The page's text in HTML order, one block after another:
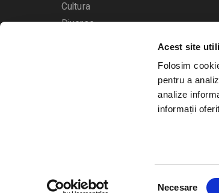
Acest site
Folosim
pentru a
analize
informații
Necesare
Cultura
Diverse
Calendarul evenimentelor
Bilete.ro
A.N.P.C.
O.D.R.